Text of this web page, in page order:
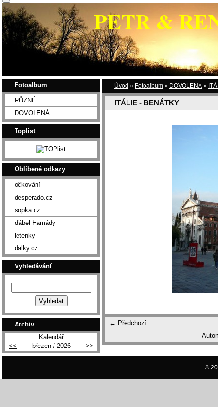
PETR &
Úvod » Fotoalbum » DOVOLENÁ »
ITÁLIE - BENÁTKY
← Předchozí
Fotoalbum
RŮZNÉ
DOVOLENÁ
Toplist
Oblíbené odkazy
očkování
desperado.cz
sopka.cz
ďábel Hamády
letenky
dalky.cz
Vyhledávání
Archiv
Kalendář
<<
březen / 2026 >>
©